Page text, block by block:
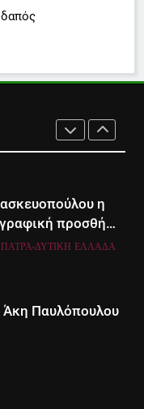
η
προσθήκη
Πάτρα
ΠΆΤΡΑ-ΔΥΤΙΚΉ ΕΛΛΆΔΑ
Άκη Παυλόπουλου